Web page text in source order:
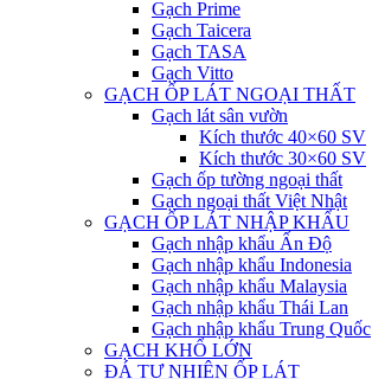
Gạch Prime
Gạch Taicera
Gạch TASA
Gạch Vitto
GẠCH ỐP LÁT NGOẠI THẤT
Gạch lát sân vườn
Kích thước 40×60 SV
Kích thước 30×60 SV
Gạch ốp tường ngoại thất
Gạch ngoại thất Việt Nhật
GẠCH ỐP LÁT NHẬP KHẨU
Gạch nhập khẩu Ấn Độ
Gạch nhập khẩu Indonesia
Gạch nhập khẩu Malaysia
Gạch nhập khẩu Thái Lan
Gạch nhập khẩu Trung Quốc
GẠCH KHỔ LỚN
ĐÁ TỰ NHIÊN ỐP LÁT